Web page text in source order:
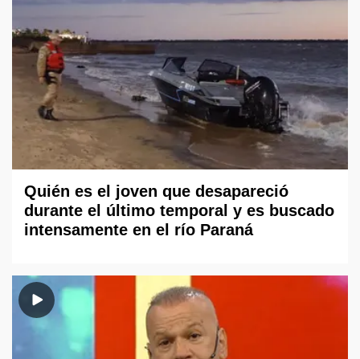
Quién es el joven que desapareció
durante el último temporal y es buscado
intensamente en el río Paraná